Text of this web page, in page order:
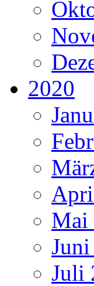
2020
Mai
Juli